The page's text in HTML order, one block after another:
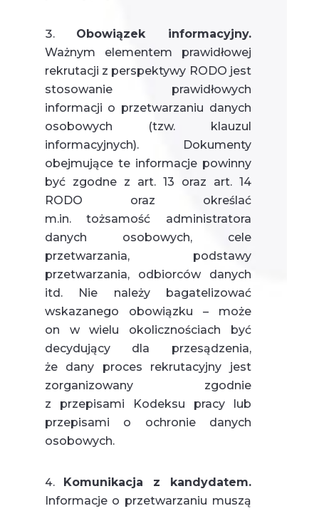
Obowiązek informacyjny.
Ważnym elementem prawidłowej
rekrutacji z perspektywy RODO jest
stosowanie prawidłowych
informacji o przetwarzaniu danych
osobowych (tzw. klauzul
informacyjnych). Dokumenty
obejmujące te informacje powinny
być zgodne z art. 13 oraz art. 14
RODO oraz określać
m.in. tożsamość administratora
danych osobowych, cele
przetwarzania, podstawy
przetwarzania, odbiorców danych
itd. Nie należy bagatelizować
wskazanego obowiązku – może
on w wielu okolicznościach być
decydujący dla przesądzenia,
że dany proces rekrutacyjny jest
zorganizowany zgodnie
z przepisami Kodeksu pracy lub
przepisami o ochronie danych
osobowych.
Komunikacja z kandydatem.
Informacje o przetwarzaniu muszą